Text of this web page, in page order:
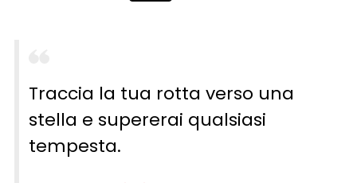
Traccia la tua rotta verso una
stella e supererai qualsiasi
tempesta.